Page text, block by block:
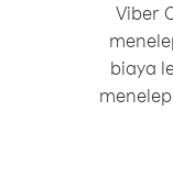
Viber
biaya